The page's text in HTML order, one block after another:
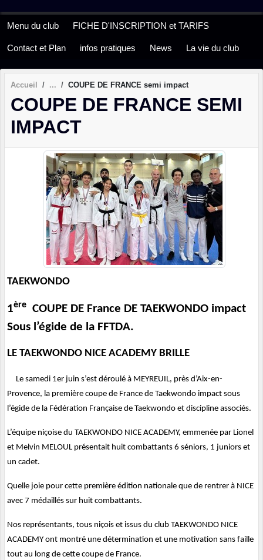
Menu du club FICHE D'INSCRIPTION et TARIFS
Contact et Plan infos pratiques News La vie du club
Accueil COUPE DE FRANCE semi impact
COUPE DE FRANCE SEMI
IMPACT
TAEKWONDO
1ère
COUPE DE France DE TAEKWONDO impact
Sous l’égide de la FFTDA.
LE TAEKWONDO NICE ACADEMY BRILLE
Le samedi 1er juin s’est déroulé à MEYREUIL, près d’Aix-en-
Provence, la première coupe de France de Taekwondo impact sous
l’égide de la Fédération Française de Taekwondo et discipline associés.
L’équipe niçoise du TAEKWONDO NICE ACADEMY, emmenée par Lionel
et Melvin MELOUL présentait huit combattants 6 séniors, 1 juniors et
un cadet.
Quelle joie pour cette première édition nationale que de rentrer à NICE
avec 7 médaillés sur huit combattants.
Nos représentants, tous niçois et issus du club TAEKWONDO NICE
ACADEMY ont montré une détermination et une motivation sans faille
tout au long de cette coupe de France.